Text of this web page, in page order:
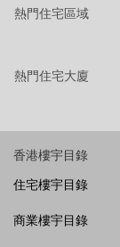
熱門住宅區域
熱門住宅大廈
香港樓宇目錄
住宅樓宇目錄
商業樓宇目錄